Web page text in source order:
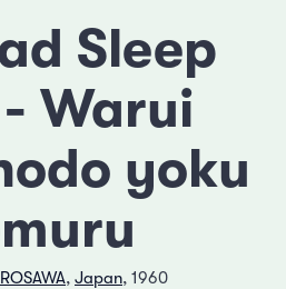
Sleep
Warui
yoku
, Japan, 1960